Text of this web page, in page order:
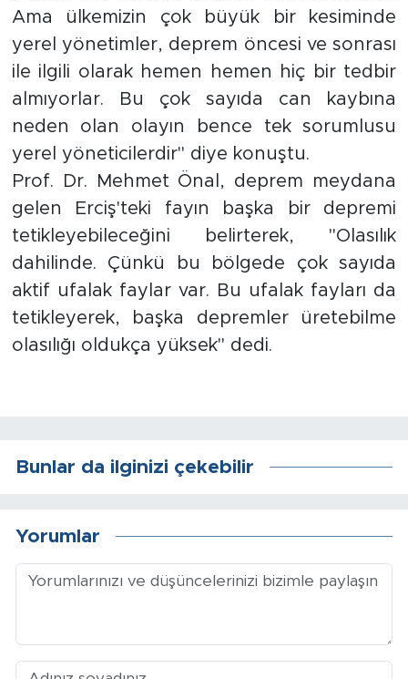
Ama ülkemizin çok büyük bir kesiminde
yerel yönetimler, deprem öncesi ve sonrası
ile ilgili olarak hemen hemen hiç bir tedbir
almıyorlar. Bu çok sayıda can kaybına
neden olan olayın bence tek sorumlusu
yerel yöneticilerdir" diye konuştu.
Prof. Dr. Mehmet Önal, deprem meydana
gelen Erciş'teki fayın başka bir depremi
tetikleyebileceğini belirterek, "Olasılık
dahilinde. Çünkü bu bölgede çok sayıda
aktif ufalak faylar var. Bu ufalak fayları da
tetikleyerek, başka depremler üretebilme
olasılığı oldukça yüksek" dedi.
Bunlar da ilginizi çekebilir
Yorumlar